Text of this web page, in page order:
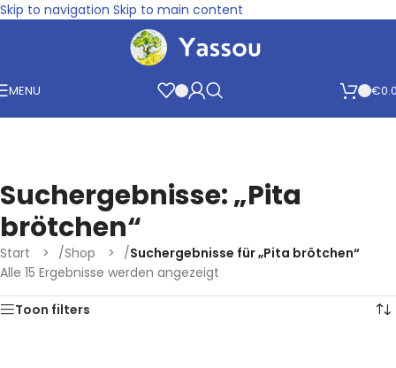
Skip to navigation Skip to main content
MENU €
Suchergebnisse: „Pita
brötchen“
Start /Shop /Suchergebnisse für „Pita brötchen“
Alle 15 Ergebnisse werden angezeigt
Toon filters